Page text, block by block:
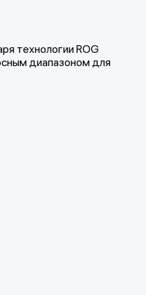
технологии ROG
диапазоном для